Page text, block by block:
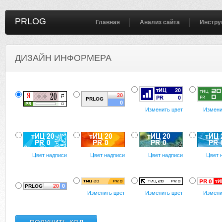
PRLOG Главная Анализ сайта
ДИЗАЙН ИНФОРМЕРА
Изменить цвет
Цвет надписи Цвет надписи Цвет надписи Цвет
Изменить цвет Изменить цвет